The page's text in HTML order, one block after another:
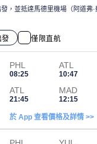
，並抵達馬德里機場（阿道弗
發 僅限直航
PHL
08:25
ATL
10:47
ATL
21:45
MAD
12:15
於 App 查看價格及詳情 >>